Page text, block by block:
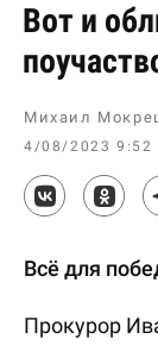
Вот и
Михаил
4/08/2023 9:52
Всё для
Прокурор